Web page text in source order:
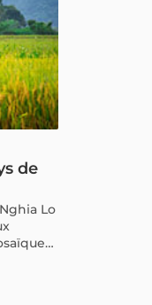
de
Lo
Thaï,